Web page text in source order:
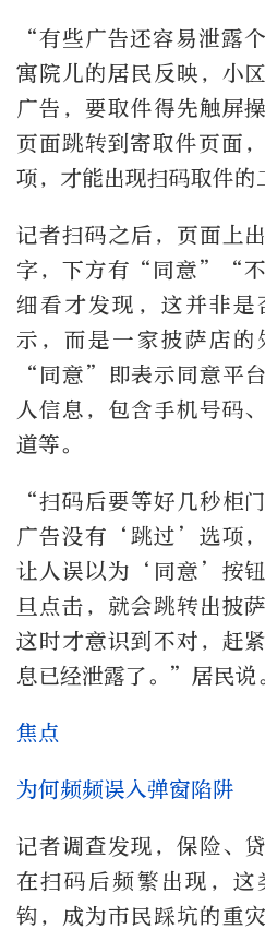
“有些广告还容易泄露
寓院儿的居民反映，小
广告，要取件得先触屏
页面跳转到寄取件页面
项，才能出现扫码取件的
记者扫码之后，页面上
字，下方有“同意”“
细看才发现，这并非
示，而是一家披萨店
“同意”即表示同意平
人信息，包含手机号码
道等。
“扫码后要等好几秒柜
广告没有‘跳过’选项
让人误以为‘同意’按
旦点击，就会跳转出披
这时才意识到不对，赶
息已经泄露了。”居民说
焦点
为何频频误入弹窗陷阱
记者调查发现，保险、
在扫码后频繁出现，
钩，成为市民踩坑的重